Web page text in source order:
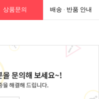
상품문의 배송 · 반품 안내